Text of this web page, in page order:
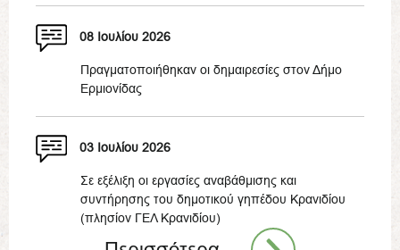
08 Ιουλίου 2026
Πραγματοποιήθηκαν οι δημαιρεσίες στον Δήμο
Ερμιονίδας
03 Ιουλίου 2026
Σε εξέλιξη οι εργασίες αναβάθμισης και
συντήρησης του δημοτικού γηπέδου Κρανιδίου
(πλησίον ΓΕΛ Κρανιδίου)